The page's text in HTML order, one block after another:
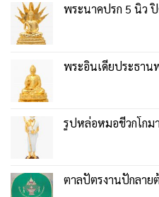
พระนาคปรก 5 นิ้ว
พระอินเดียประธา
รูปหล่อหมอชีวกโกม
ตาลปัตรงานปักลาย